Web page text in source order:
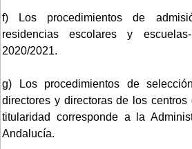
f) Los procedimientos de
residencias escolares y
2020/2021.
g) Los procedimientos de
directores y directoras de los centros
titularidad corresponde a la
Andalucía.